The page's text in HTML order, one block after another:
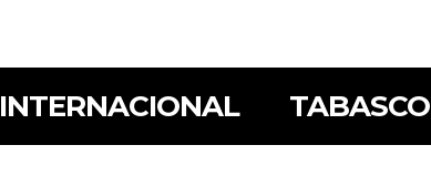
INTERNACIONAL TABASCO